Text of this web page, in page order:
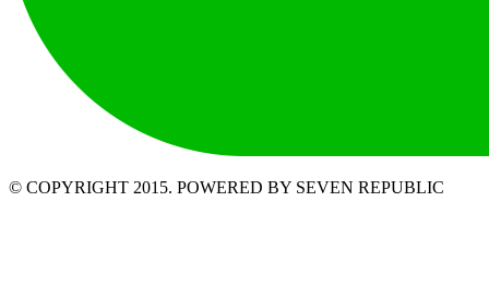
© COPYRIGHT 2015. POWERED BY SEVEN REPUBLIC